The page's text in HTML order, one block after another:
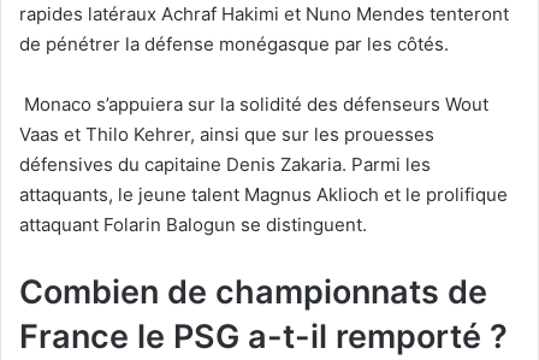
rapides latéraux Achraf Hakimi et Nuno Mendes tenteront
de pénétrer la défense monégasque par les côtés.
Monaco s’appuiera sur la solidité des défenseurs Wout
Vaas et Thilo Kehrer, ainsi que sur les prouesses
défensives du capitaine Denis Zakaria. Parmi les
attaquants, le jeune talent Magnus Aklioch et le prolifique
attaquant Folarin Balogun se distinguent.
Combien de championnats de
France le PSG a-t-il remporté ?